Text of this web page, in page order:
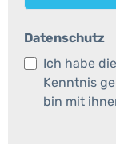
Datenschutz
Ich habe die
Kenntnis
bin mit